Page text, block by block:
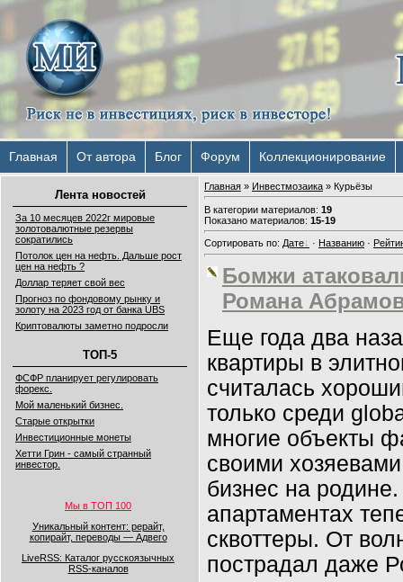
Главная От автора Блог Форум Коллекционирование
Лента новостей
За 10 месяцев 2022г мировые
золотовалютные резервы
сократились
Потолок цен на нефть. Дальше рост
цен на нефть ?
Доллар теряет свой вес
Прогноз по фондовому рынку и
золоту на 2023 год от банка UBS
Криптовалюты заметно подросли
ТОП-5
ФСФР планирует регулировать
форекс.
Мой маленький бизнес.
Старые открытки
Инвестиционные монеты
Хетти Грин - самый странный
инвестор.
Мы в ТОП 100
Уникальный контент: рерайт,
копирайт, переводы — Адвего
LiveRSS: Каталог русскоязычных
RSS-каналов
Главная » Инвестмозаика » Курьёзы
В категории материалов: 19
Показано материалов: 15-19
Сортировать по: Дате · Названию ·
Бомжи
Романа
Еще года два
квартиры в
считалась
только среди
многие объекты
своими
бизнес на
апартаментах
сквоттеры. От
пострадал даже